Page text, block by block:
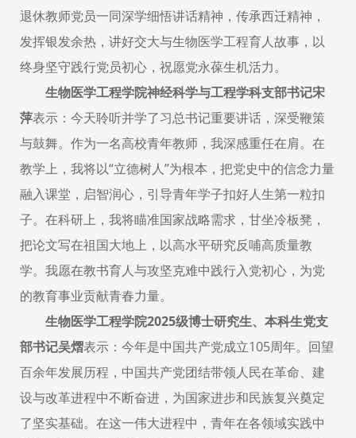
退休教师党员一同深学细悟讲话精神，传承西迁精神，
发挥银发余热，讲好交大与生物医学工程育人故事，以
终身坚守践行党员初心，祝愿党永葆生机活力。
生物医学工程学院神经科学与工程学科支部书记宋
萍表示：今天聆听并学了习总书记重要讲话，深受鞭策
与鼓舞。作为一名高校青年教师，我深感重任在肩。在
教学上，我将以“立德树人”为根本，把党史中的信念力量
融入课堂，启智润心，引导青年学子扣好人生第一粒扣
子。在科研上，我将瞄准国家战略需求，甘坐冷板凳，
把论文写在祖国大地上，以高水平研究反哺高质量教
学。我愿在教书育人与攻坚克难中践行入党初心，为党
的教育事业贡献青春力量。
生物医学工程学院2025级博士研究生、本科生党支
部书记吴熠表示：今年是中国共产党成立105周年。回望
百余年发展历程，中国共产党团结带领人民在革命、建
设与改革进程中不断奋进，为国家进步和民族复兴奠定
了坚实基础。在这一伟大进程中，青年在各领域实践中